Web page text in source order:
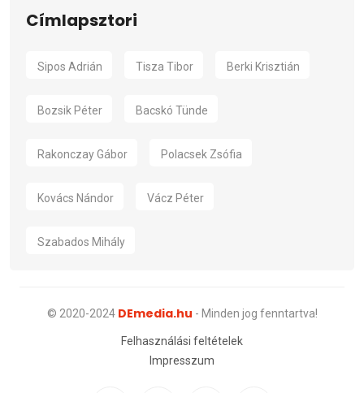
Címlapsztori
Sipos Adrián Tisza Tibor Berki Krisztián
Bozsik Péter Bacskó Tünde
Rakonczay Gábor Polacsek Zsófia
Kovács Nándor Vácz Péter
Szabados Mihály
© 2020-2024 DEmedia.hu - Minden jog fenntartva!
Felhasználási feltételek
Impresszum